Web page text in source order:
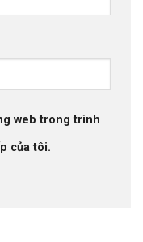
web trong trình
của tôi.